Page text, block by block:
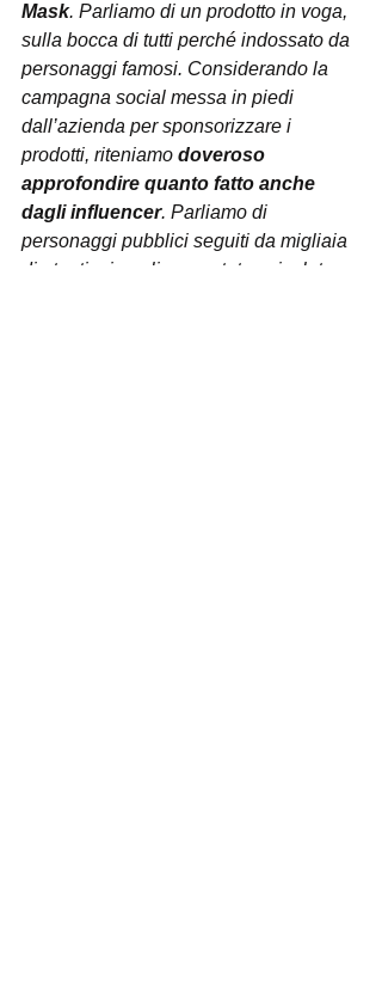
Mask. Parliamo di un prodotto in voga,
sulla bocca di tutti perché indossato da
personaggi famosi. Considerando la
campagna social messa in piedi
dall’azienda per sponsorizzare i
prodotti, riteniamo doveroso
approfondire quanto fatto anche
dagli influencer. Parliamo di
personaggi pubblici seguiti da migliaia
di utenti, ai quali sono state veicolate